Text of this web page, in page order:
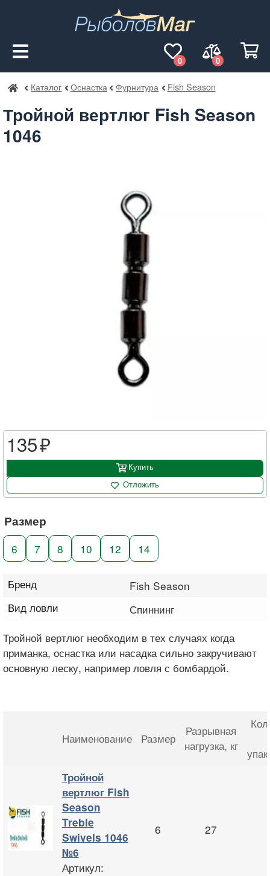
0
0
РыболовМаг
Каталог Оснастка Фурнитура Fish Season
Тройной вертлюг Fish Season
1046
Размер
6 7 8 10 12 14
Бренд
Fish Season
Вид ловли
Спиннинг
135
Купить
Отложить
Тройной вертлюг необходим в тех случаях когда
приманка, оснастка или насадка сильно закручивают
основную леску, например ловля с бомбардой.
Наименование Размер
Разрывная
нагрузка, кг
Тройной
вертлюг Fish
Season
Treble
Swivels 1046
№6
Артикул:
6 27